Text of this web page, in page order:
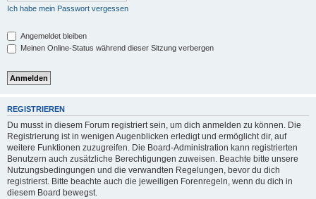
Ich habe mein Passwort vergessen
Angemeldet bleiben
Meinen Online-Status während dieser Sitzung verbergen
REGISTRIEREN
Du musst in diesem Forum registriert sein, um dich anmelden zu können. Die
Registrierung ist in wenigen Augenblicken erledigt und ermöglicht dir, auf
weitere Funktionen zuzugreifen. Die Board-Administration kann registrierten
Benutzern auch zusätzliche Berechtigungen zuweisen. Beachte bitte unsere
Nutzungsbedingungen und die verwandten Regelungen, bevor du dich
registrierst. Bitte beachte auch die jeweiligen Forenregeln, wenn du dich in
diesem Board bewegst.